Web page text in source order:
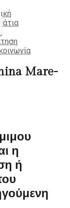
Mare-
η
ή